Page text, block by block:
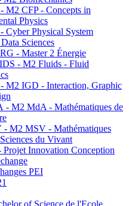
M2 CFP - Concepts in
Physics
Cyber Physical System
Sciences
- Master 2 Énergie
- M2 Fluids - Fluid
M2 IGD - Interaction, Graphic
- M2 MdA - Mathématiques de
M2 MSV - Mathématiques
du Vivant
Innovation Conception
PEI
of Science de l'Ecole